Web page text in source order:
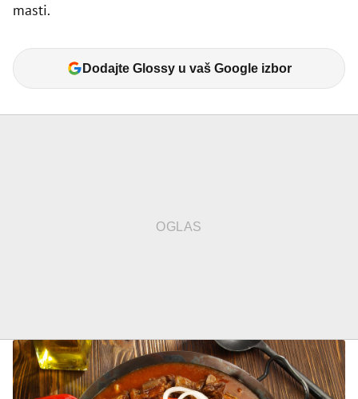
masti.
Dodajte Glossy u vaš Google izbor